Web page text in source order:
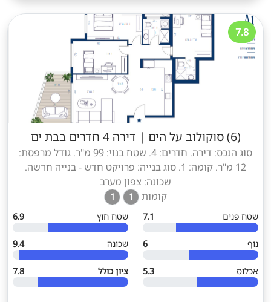
7.8
(6) סוקולוב על הים | דירה 4 חדרים בבת ים
סוג הנכס: דירה. חדרים: 4. שטח בנוי: 99 מ"ר. גודל מרפסת:
12 מ"ר. קומה: 1. סוג בנייה: פרויקט חדש - בנייה חדשה.
שכונה: צפון מערב
קומות
1
1
שטח פנים
7.1 שטח חוץ 6.9
נוף 6 שכונה 9.4
אכלוס 5.3 ציון כולל 7.8